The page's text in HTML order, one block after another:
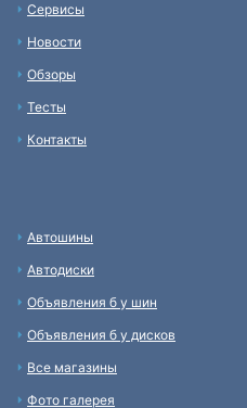
Сервисы
Новости
Обзоры
Тесты
Контакты
Автошины
Автодиски
Объявления б у шин
Объявления б у дисков
Все магазины
Фото галерея